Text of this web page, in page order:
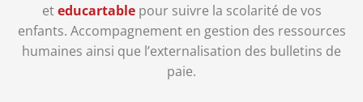
eteducartablepour suivre la scolarité de vos
enfants. Accompagnement en gestion des ressources
humaines ainsi que l’externalisation des bulletins de
paie.